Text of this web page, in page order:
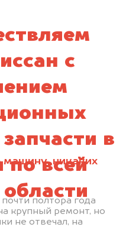
никаких
полтора года
крупный ремонт, но
не отвечал, на
с
в
по всей